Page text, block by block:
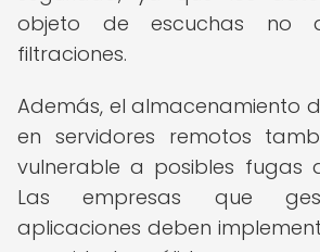
objeto de escuchas no
filtraciones.
Además, el almacenamiento
en servidores remotos
vulnerable a posibles fugas
Las empresas que
aplicaciones deben